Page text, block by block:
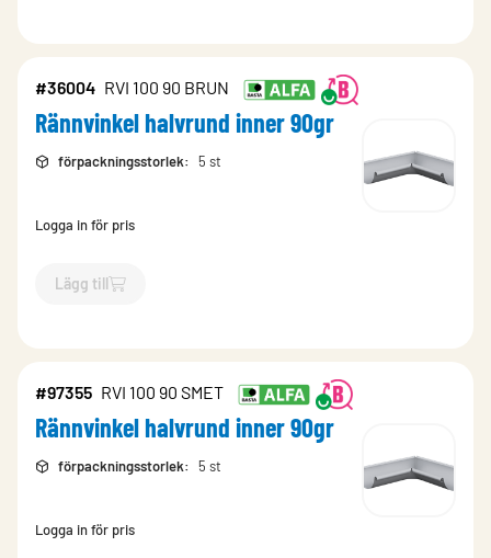
#36004 RVI 100 90 BRUN
Rännvinkel halvrund inner 90gr
förpackningsstorlek: 5 st
Logga in för pris
Lägg till
`$Lägg till
#97355 RVI 100 90 SMET
Rännvinkel halvrund inner 90gr
förpackningsstorlek: 5 st
Logga in för pris